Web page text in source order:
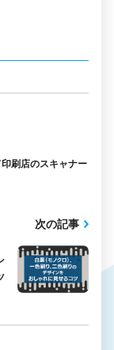
刷店のスキャナー
次の記事